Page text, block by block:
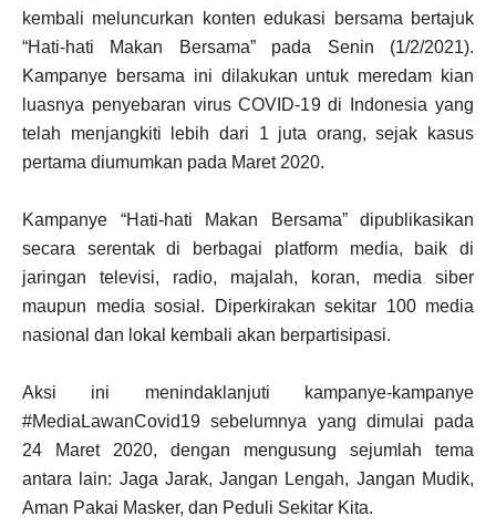
kembali meluncurkan konten edukasi bersama bertajuk
“Hati-hati Makan Bersama” pada Senin (1/2/2021).
Kampanye bersama ini dilakukan untuk meredam kian
luasnya penyebaran virus COVID-19 di Indonesia yang
telah menjangkiti lebih dari 1 juta orang, sejak kasus
pertama diumumkan pada Maret 2020.
Kampanye “Hati-hati Makan Bersama” dipublikasikan
secara serentak di berbagai platform media, baik di
jaringan televisi, radio, majalah, koran, media siber
maupun media sosial. Diperkirakan sekitar 100 media
nasional dan lokal kembali akan berpartisipasi.
Aksi ini menindaklanjuti kampanye-kampanye
#MediaLawanCovid19 sebelumnya yang dimulai pada
24 Maret 2020, dengan mengusung sejumlah tema
antara lain: Jaga Jarak, Jangan Lengah, Jangan Mudik,
Aman Pakai Masker, dan Peduli Sekitar Kita.